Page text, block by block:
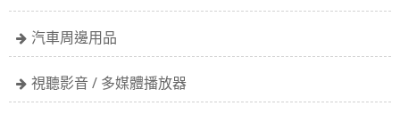
汽車周邊用品
視聽影音 / 多媒體播放器